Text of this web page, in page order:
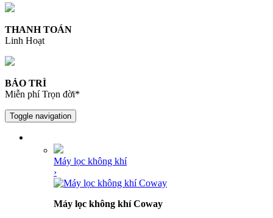
THANH TOÁN
Linh Hoạt
BẢO TRÌ
Miễn phí Trọn đời*
Toggle navigation
Máy lọc không khí
›
Máy lọc không khí Coway